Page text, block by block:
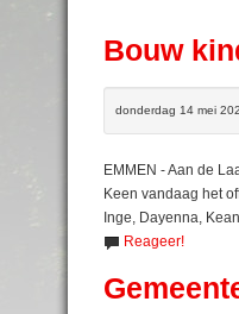
Bouw
donderdag 14 mei
EMMEN - Aan de
Keen vandaag het
Inge, Dayenna,
Reageer!